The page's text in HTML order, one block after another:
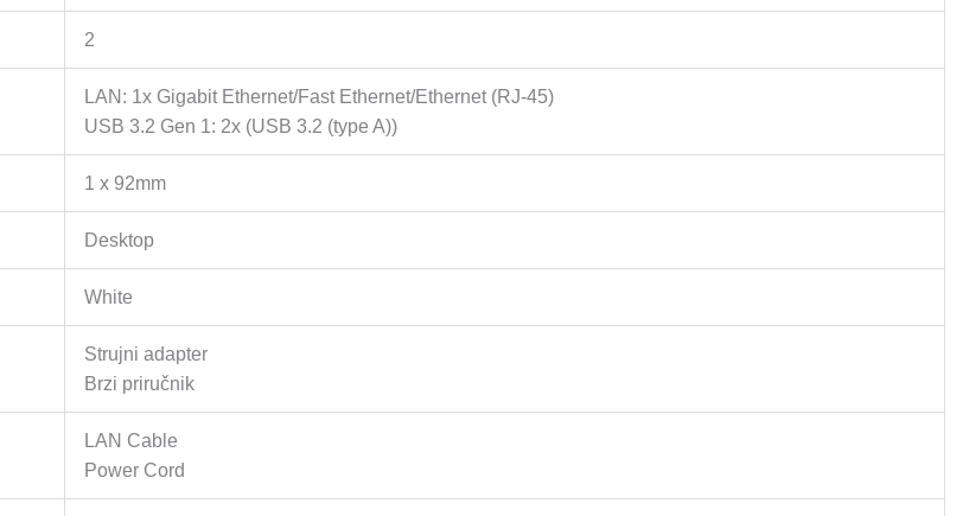
2
LAN: 1x Gigabit Ethernet/Fast Ethernet/Ethernet (RJ-45)
USB 3.2 Gen 1: 2x (USB 3.2 (type A))
1 x 92mm
Desktop
White
Strujni adapter
Brzi priručnik
LAN Cable
Power Cord